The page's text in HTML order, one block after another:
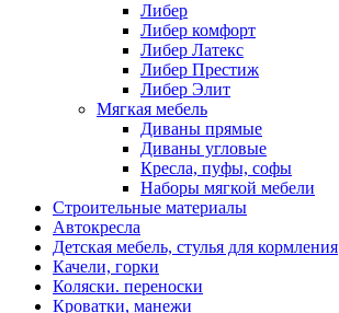
Либер
Либер комфорт
Либер Латекс
Либер Престиж
Либер Элит
Мягкая мебель
Диваны прямые
Диваны угловые
Кресла, пуфы, софы
Наборы мягкой мебели
Строительные материалы
Автокресла
Детская мебель, стулья для кормления
Качели, горки
Коляски. переноски
Кроватки, манежи